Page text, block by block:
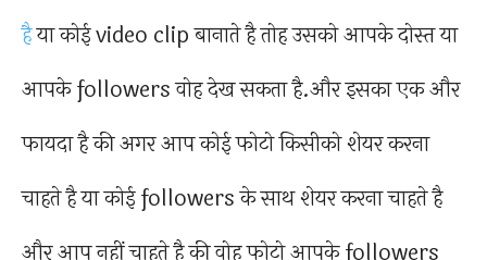
हैया कोई video clip बानाते है तोह उसको आपके दोस्त या
आपके followers वोह देख सकता है.और इसका एक और
फायदा है की अगर आप कोई फोटो किसीको शेयर करना
चाहते है या कोई followers के साथ शेयर करना चाहते है
और आप नहीं चाहते है की वोह फोटो आपके followers